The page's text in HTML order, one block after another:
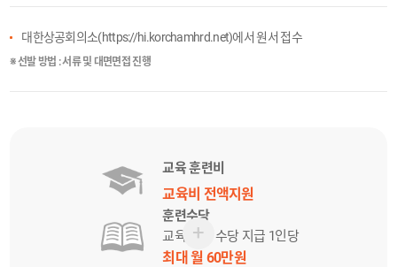
대한상공회의소(https://hi.korchamhrd.net)에서 원서 접수
※ 선발 방법 : 서류 및 대면면접 진행
교육 훈련비
교육비 전액지원
훈련수당
교육 참여 수당 지급 1인당
최대 월 60만원